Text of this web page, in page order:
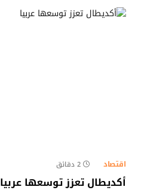
اقتصاد 2 دقائق
أكديطال تعزز توسعها عربيا